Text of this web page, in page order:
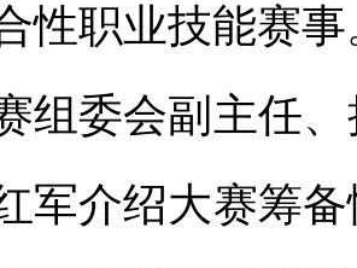
性职业技能赛事
组委会副主任、
军介绍大赛筹